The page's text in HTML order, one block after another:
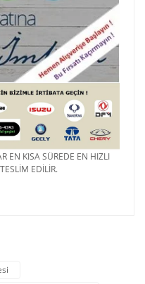
EN KISA SÜREDE EN HIZLI
EDİLİR.